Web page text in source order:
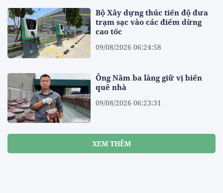
Bộ Xây dựng thúc tiến độ đưa
trạm sạc vào các điểm dừng
cao tốc
09/08/2026 06:24:58
Ông Năm ba làng giữ vị biển
quê nhà
09/08/2026 06:23:31
XEM THÊM